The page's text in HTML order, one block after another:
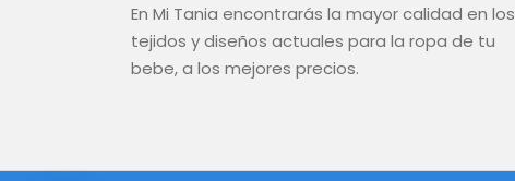
En Mi Tania encontrarás la mayor calidad en los
tejidos y diseños actuales para la ropa de tu
bebe, a los mejores precios.